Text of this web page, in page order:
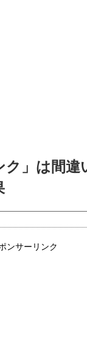
」は間違
ンサーリンク